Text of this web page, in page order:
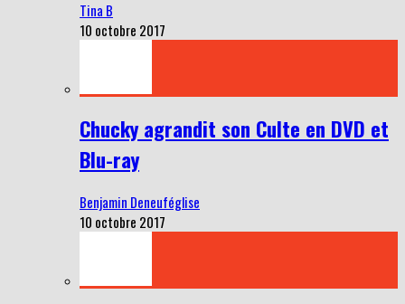
Tina B
10 octobre 2017
Chucky agrandit son Culte en DVD et
Blu-ray
Benjamin Deneuféglise
10 octobre 2017